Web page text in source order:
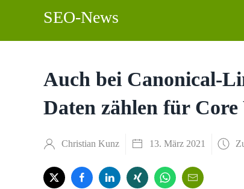
SEO-News
Auch bei Canonical-
Daten zählen für Core
Christian Kunz 13. März 2021